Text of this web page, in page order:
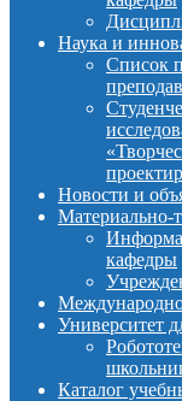
Наука и
Список
Новости и
Материально-
кафедры
Университет
Каталог